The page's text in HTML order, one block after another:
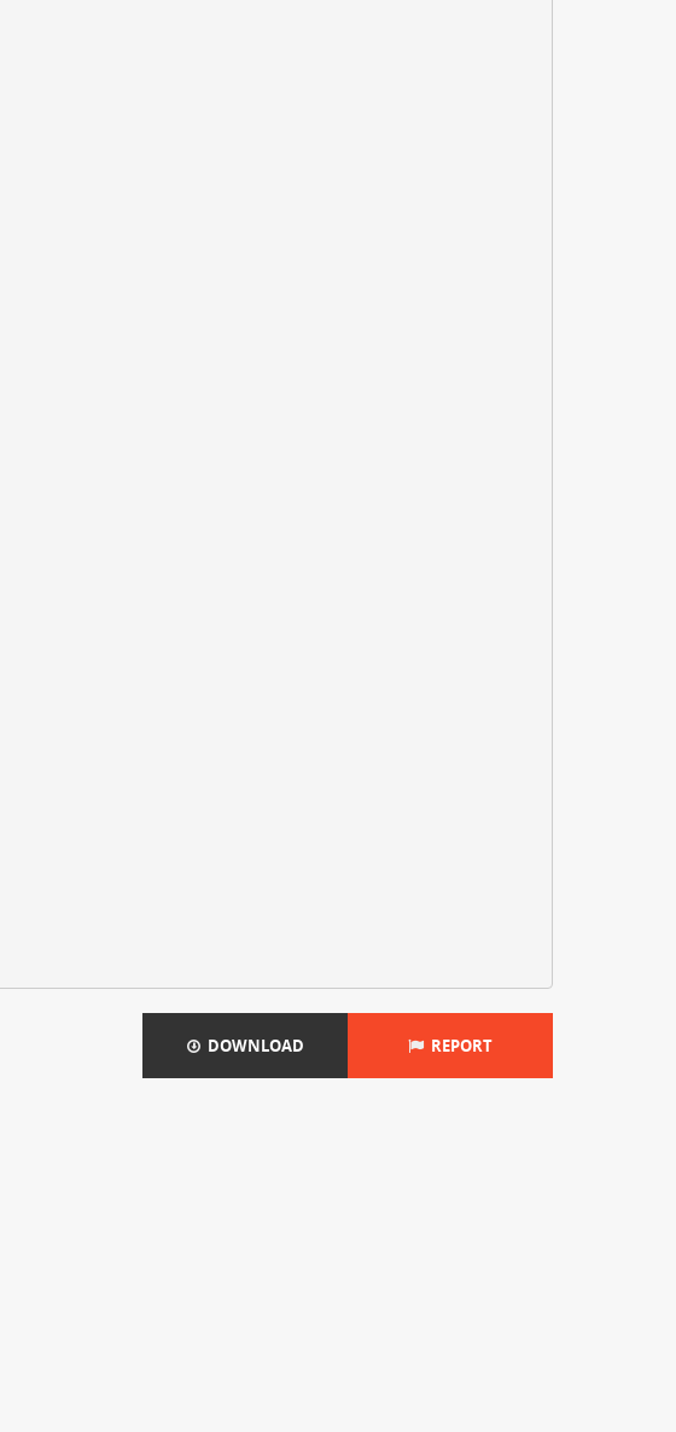
DOWNLOAD REPORT